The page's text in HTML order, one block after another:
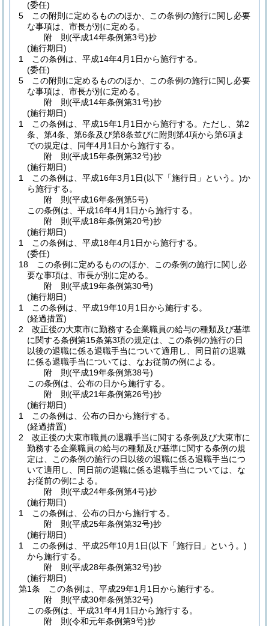
(委任)
5
この附則に定めるもののほか、この条例の施行に関し必要
な事項は、市長が別に定める。
附 則(平成14年条例第3号)抄
(施行期日)
1
この条例は、平成14年4月1日から施行する。
(委任)
5
この附則に定めるもののほか、この条例の施行に関し必要
な事項は、市長が別に定める。
附 則(平成14年条例第31号)抄
(施行期日)
1
この条例は、平成15年1月1日から施行する。 ただし、第2
条、第4条、第6条及び第8条並びに附則第4項から第6項ま
での規定は、同年4月1日から施行する。
附 則(平成15年条例第32号)抄
(施行期日)
1
この条例は、平成16年3月1日(以下「施行日」という。)か
ら施行する。
附 則(平成16年条例第5号)
この条例は、平成16年4月1日から施行する。
附 則(平成18年条例第20号)抄
(施行期日)
1
この条例は、平成18年4月1日から施行する。
(委任)
18
この条例に定めるもののほか、この条例の施行に関し必
要な事項は、市長が別に定める。
附 則(平成19年条例第30号)
(施行期日)
1
この条例は、平成19年10月1日から施行する。
(経過措置)
2
改正後の大東市に勤務する企業職員の給与の種類及び基準
に関する条例第15条第3項の規定は、この条例の施行の日
以後の退職に係る退職手当について適用し、同日前の退職
に係る退職手当については、なお従前の例による。
附 則(平成19年条例第38号)
この条例は、公布の日から施行する。
附 則(平成21年条例第26号)抄
(施行期日)
1
この条例は、公布の日から施行する。
(経過措置)
2
改正後の大東市職員の退職手当に関する条例及び大東市に
勤務する企業職員の給与の種類及び基準に関する条例の規
定は、この条例の施行の日以後の退職に係る退職手当につ
いて適用し、同日前の退職に係る退職手当については、な
お従前の例による。
附 則(平成24年条例第4号)抄
(施行期日)
1
この条例は、公布の日から施行する。
附 則(平成25年条例第32号)抄
(施行期日)
1
この条例は、平成25年10月1日(以下「施行日」という。)
から施行する。
附 則(平成28年条例第32号)抄
(施行期日)
第1条
この条例は、平成29年1月1日から施行する。
附 則(平成30年条例第32号)
この条例は、平成31年4月1日から施行する。
附 則(令和元年条例第9号)抄